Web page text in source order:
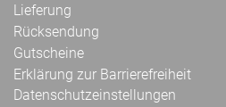
Lieferung
Rücksendung
Gutscheine
Erklärung zur Barrierefreiheit
Datenschutzeinstellungen